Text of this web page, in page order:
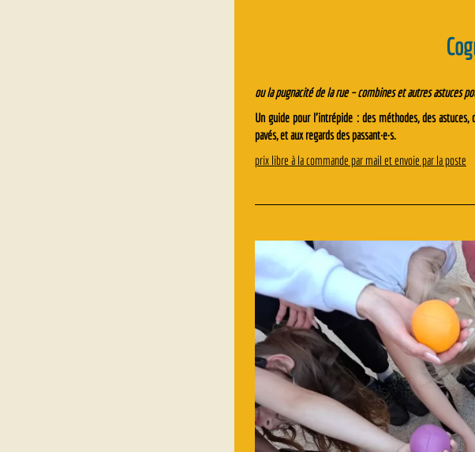
ou la pugnacité de la rue –combines et autres astuces
Un guide pour l’intrépide : des méthodes, des
pavés, et aux regards des passant·e·s.
prix libre à la commande par mail et envoie par la poste